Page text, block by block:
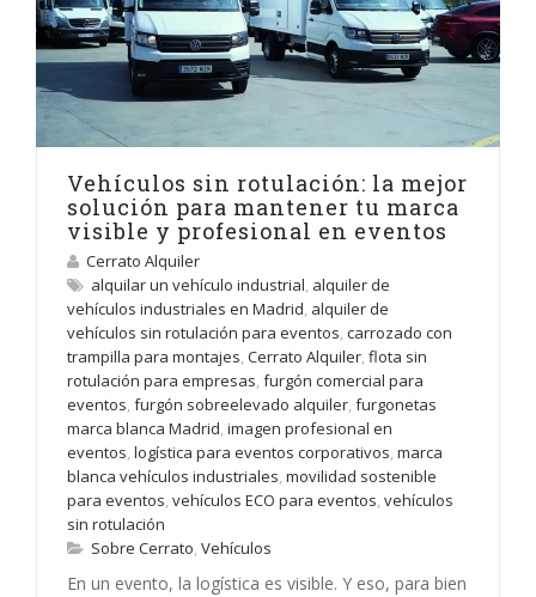
Vehículos sin rotulación: la mejor
solución para mantener tu marca
visible y profesional en eventos
Cerrato Alquiler
alquilar un vehículo industrial, alquiler de
vehículos industriales en Madrid, alquiler de
vehículos sin rotulación para eventos, carrozado con
trampilla para montajes, Cerrato Alquiler, flota sin
rotulación para empresas, furgón comercial para
eventos, furgón sobreelevado alquiler, furgonetas
marca blanca Madrid, imagen profesional en
eventos, logística para eventos corporativos, marca
blanca vehículos industriales, movilidad sostenible
para eventos, vehículos ECO para eventos, vehículos
sin rotulación
Sobre Cerrato, Vehículos
En un evento, la logística es visible. Y eso, para bien